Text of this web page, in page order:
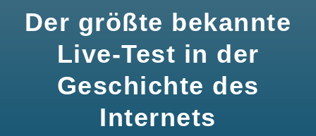
Der größte bekannte
Live-Test in der
Geschichte des
Internets